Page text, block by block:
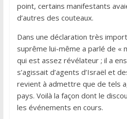
point, certains manifestants
d’autres des couteaux.
Dans une déclaration très
suprême lui-même a parlé de «
qui est assez révélateur ; il a
s’agissait d’agents d’Israël et
revient à admettre que de tels
pays. Voilà la façon dont le
les événements en cours.